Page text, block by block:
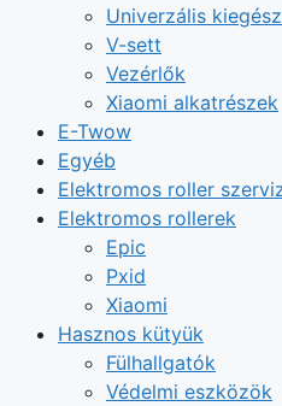
Univerzális
V-sett
Vezérlők
Xiaomi alkatrészek
E-Twow
Egyéb
Elektromos roller
Elektromos rollerek
Epic
Pxid
Xiaomi
Hasznos kütyük
Fülhallgatók
Védelmi eszközök